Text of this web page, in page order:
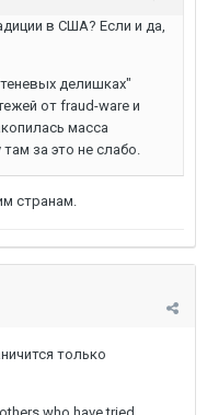
в США? Если и да,
делишках"
от fraud-ware и
масса
за это не слабо.
странам.
только